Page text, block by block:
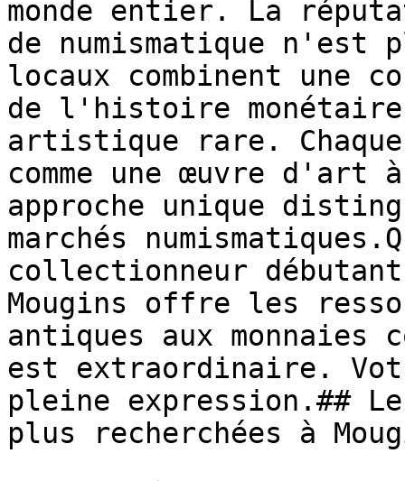
monde entier. La
de numismatique
locaux combinent une
de l'histoire
artistique rare. Chaque
comme une œuvre
approche unique
marchés
collectionneur
Mougins offre les
antiques aux
est extraordinaire.
pleine expression.##
plus recherchées à